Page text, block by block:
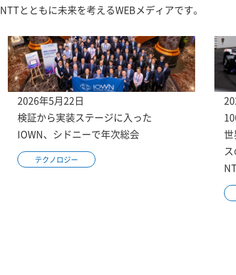
NTTとともに未来を考えるWEBメディアです。
2026年5月22日
検証から実装ステージに入った
IOWN、シドニーで年次総会
テクノロジー